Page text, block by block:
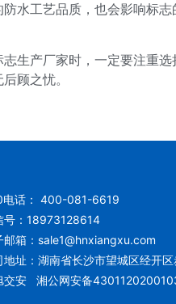
水工艺品质，也会影响标
生产厂家时，一定要注重
顾之忧。
话： 400-081-6619
号：18973128614
邮箱： sale1@hnxiangxu.com
地址：湖南省长沙市望城区经开
交安 湘公网安备